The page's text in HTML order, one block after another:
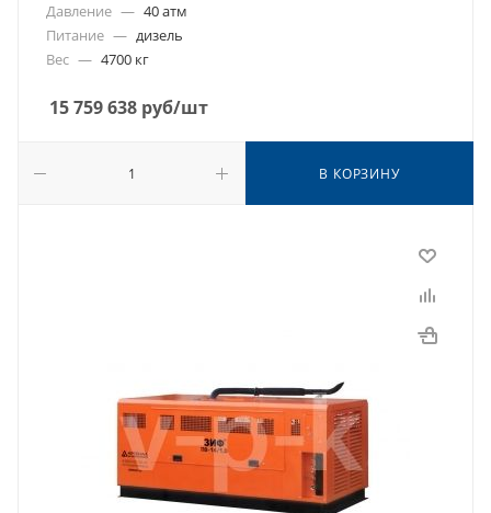
Давление — 40 атм
Питание — дизель
Вес — 4700 кг
15 759 638 руб/шт
В КОРЗИНУ